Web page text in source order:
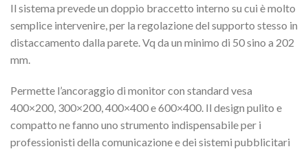
Il sistema prevede un doppio braccetto interno su cui è molto
semplice intervenire, per la regolazione del supporto stesso in
distaccamento dalla parete. Vq da un minimo di 50 sino a 202
mm.
Permette l’ancoraggio di monitor con standard vesa
400×200, 300×200, 400×400 e 600×400. Il design pulito e
compatto ne fanno uno strumento indispensabile per i
professionisti della comunicazione e dei sistemi pubblicitari